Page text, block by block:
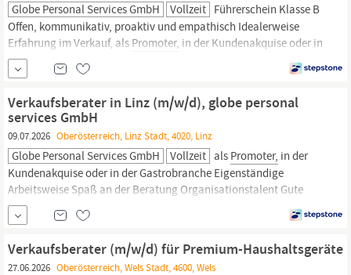
Globe Personal Services GmbH Vollzeit Führerschein Klasse B
Offen, kommunikativ, proaktiv und empathisch Idealerweise
Erfahrung im Verkauf, als Promoter, in der Kundenakquise oder in
der Gastrobranche Eigenständige Arbeitsweise Spaß an der
Beratung Organisationstalent Gute Sprachkenntnisse in Deutsch
und Englisch MS Office Kenntnisse Gepflegtes Erscheinungsbild
Wir bieten:
Verkaufsberater in Linz (m/w/d), globe personal
services GmbH
09.07.2026 Oberösterreich, Linz Stadt, 4020, Linz
Globe Personal Services GmbH Vollzeit als Promoter, in der
Kundenakquise oder in der Gastrobranche Eigenständige
Arbeitsweise Spaß an der Beratung Organisationstalent Gute
Sprachkenntnisse in Deutsch und Englisch MS Office Kenntnisse
Gepflegtes Erscheinungsbild Philip Morris Talent Sourcing
Concept Sorgfältige Schulungen und Coachings Individuelle
Development und Karriereplanung Topmoderne
Verkaufsberater (m/w/d) für Premium-Haushaltsgeräte
27.06.2026 Oberösterreich, Wels Stadt, 4600, Wels